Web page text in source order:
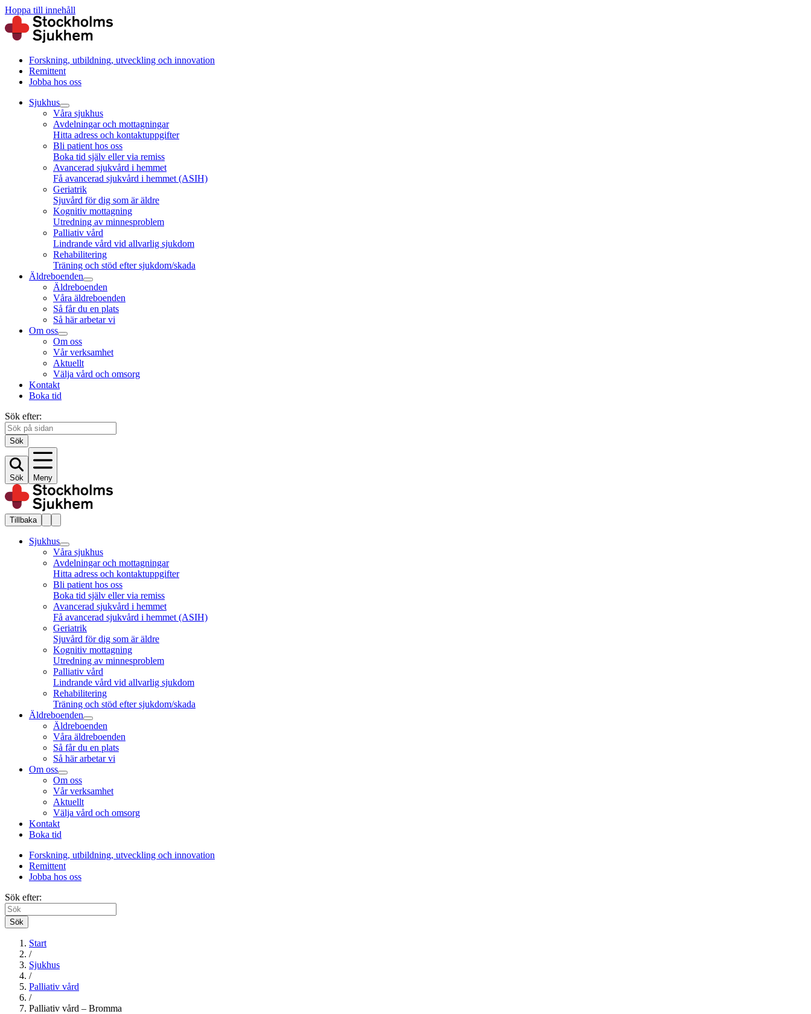
Hoppa till innehåll
Forskning, utbildning, utveckling och innovation
Remittent
Jobba hos oss
Sjukhus
Våra sjukhus
Avdelningar och mottagningar
Hitta adress och kontaktuppgifter
Bli patient hos oss
Boka tid själv eller via remiss
Avancerad sjukvård i hemmet
Få avancerad sjukvård i hemmet (ASIH)
Geriatrik
Sjuvård för dig som är äldre
Kognitiv mottagning
Utredning av minnesproblem
Palliativ vård
Lindrande vård vid allvarlig sjukdom
Rehabilitering
Träning och stöd efter sjukdom/skada
Äldreboenden
Äldreboenden
Våra äldreboenden
Så får du en plats
Så här arbetar vi
Om oss
Om oss
Vår verksamhet
Aktuellt
Välja vård och omsorg
Kontakt
Boka tid
Sök efter:
Sök
Sök Meny
Tillbaka
Sjukhus
Våra sjukhus
Avdelningar och mottagningar
Hitta adress och kontaktuppgifter
Bli patient hos oss
Boka tid själv eller via remiss
Avancerad sjukvård i hemmet
Få avancerad sjukvård i hemmet (ASIH)
Geriatrik
Sjuvård för dig som är äldre
Kognitiv mottagning
Utredning av minnesproblem
Palliativ vård
Lindrande vård vid allvarlig sjukdom
Rehabilitering
Träning och stöd efter sjukdom/skada
Äldreboenden
Äldreboenden
Våra äldreboenden
Så får du en plats
Så här arbetar vi
Om oss
Om oss
Vår verksamhet
Aktuellt
Välja vård och omsorg
Kontakt
Boka tid
Forskning, utbildning, utveckling och innovation
Remittent
Jobba hos oss
Sök efter:
Sök
Start
/
Sjukhus
/
Palliativ vård
/
Palliativ vård – Bromma